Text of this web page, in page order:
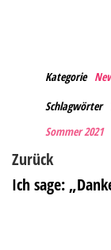
Kategorie
Schlagwörter
Sommer 2021
Zurück
Ich sage: